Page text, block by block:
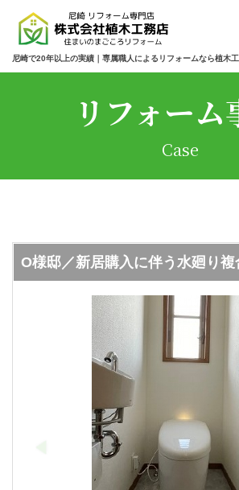
尼崎で20年以上の実績｜専属職人によるリフォームなら植木
リフォーム
Case
О様邸／新居購入に伴う水廻り複